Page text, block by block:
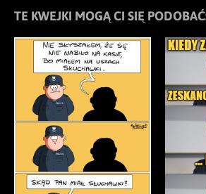
TE KWEJKI MOGĄ CI SIĘ